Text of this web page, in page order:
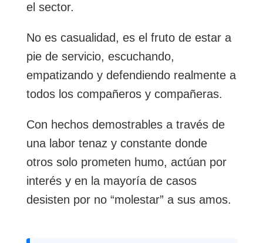
el sector.
No es casualidad, es el fruto de estar a
pie de servicio, escuchando,
empatizando y defendiendo realmente a
todos los compañeros y compañeras.
Con hechos demostrables a través de
una labor tenaz y constante donde
otros solo prometen humo, actúan por
interés y en la mayoría de casos
desisten por no “molestar” a sus amos.